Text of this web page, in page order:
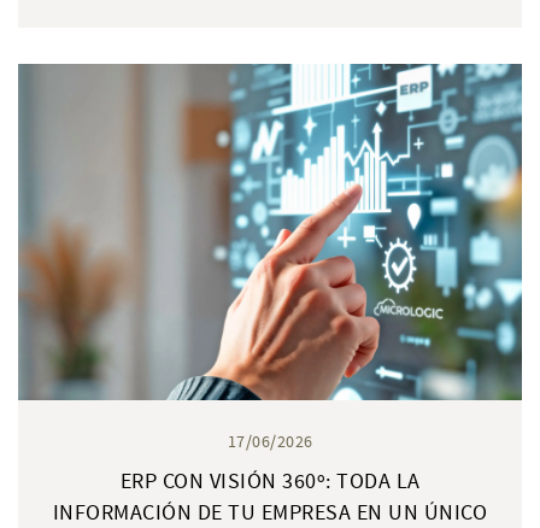
17/06/2026
ERP CON VISIÓN 360º: TODA LA
INFORMACIÓN DE TU EMPRESA EN UN ÚNICO